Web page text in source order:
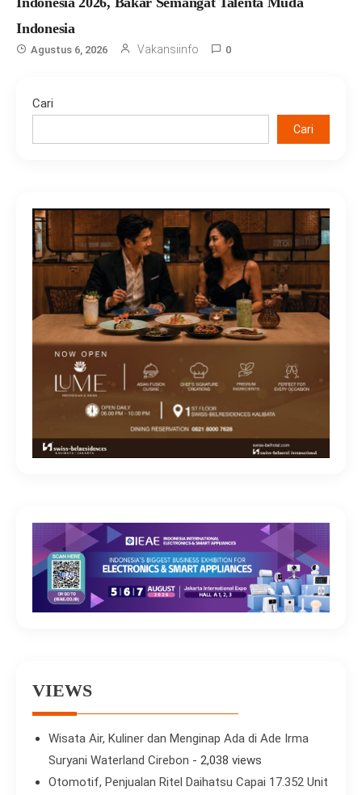
Indonesia
Agustus 6, 2026 Vakansiinfo 0
Cari
Cari
VIEWS
Wisata Air, Kuliner dan Menginap Ada di Ade Irma
Suryani Waterland Cirebon - 2,038 views
Otomotif, Penjualan Ritel Daihatsu Capai 17.352 Unit